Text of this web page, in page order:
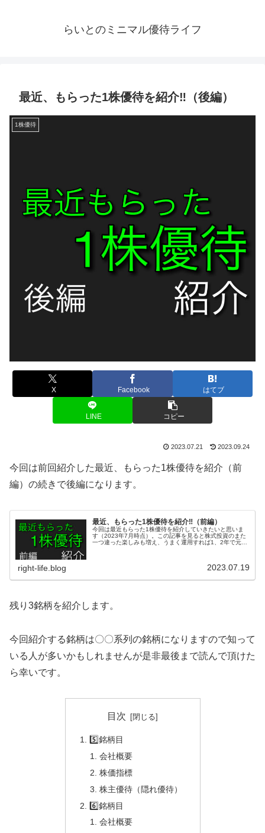
らいとのミニマル優待ライフ
最近、もらった1株優待を紹介‼️（後編）
1株優待
X Facebook はてブ
LINE コピー
2023.07.21 2023.09.24
今回は前回紹介した最近、もらった1株優待を紹介（前
編）の続きで後編になります。
最近、もらった1株優待を紹介‼️（前編）
今回は最近もらった1株優待を紹介していきたいと思いま
す（2023年7月時点）。この記事を見ると株式投資のまた
一つ違った楽しみも増え、うまく運用すれば1、2年で元本
right-life.blog 2023.07.19
残り3銘柄を紹介します。
今回紹介する銘柄は〇〇系列の銘柄になりますので知って
いる人が多いかもしれませんが是非最後まで読んで頂けた
ら幸いです。
目次
5️⃣銘柄目
会社概要
株価指標
株主優待（隠れ優待）
6️⃣銘柄目
会社概要